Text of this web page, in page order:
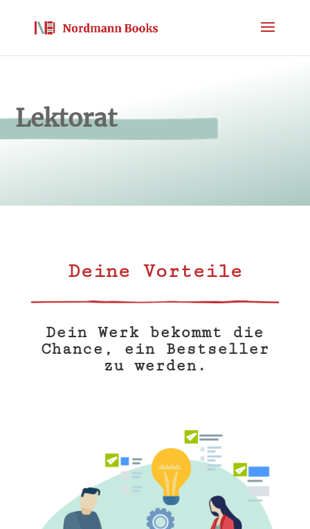
Lektorat
Deine Vorteile
Dein Werk bekommt die
Chance, ein Bestseller
zu werden.